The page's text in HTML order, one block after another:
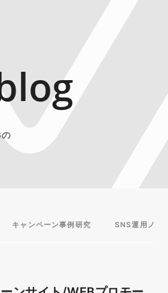
キャンペーン事例研究 SNS運用ノウ